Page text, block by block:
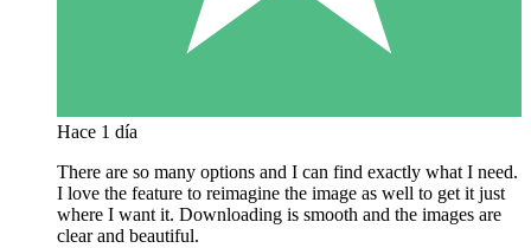
Hace 1 día
There are so many options and I can find exactly what I need.
I love the feature to reimagine the image as well to get it just
where I want it. Downloading is smooth and the images are
clear and beautiful.